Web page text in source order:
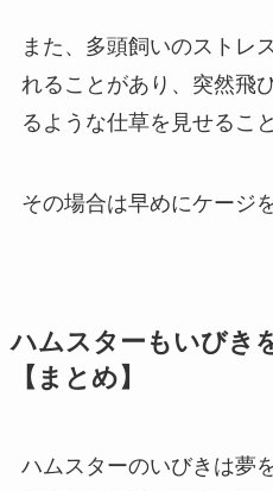
また、多頭飼いのストレ
れることがあり、突然飛
るような仕草を見せるこ
その場合は早めにケージ
ハムスターもいびき
【まとめ】
ハムスターのいびきは夢